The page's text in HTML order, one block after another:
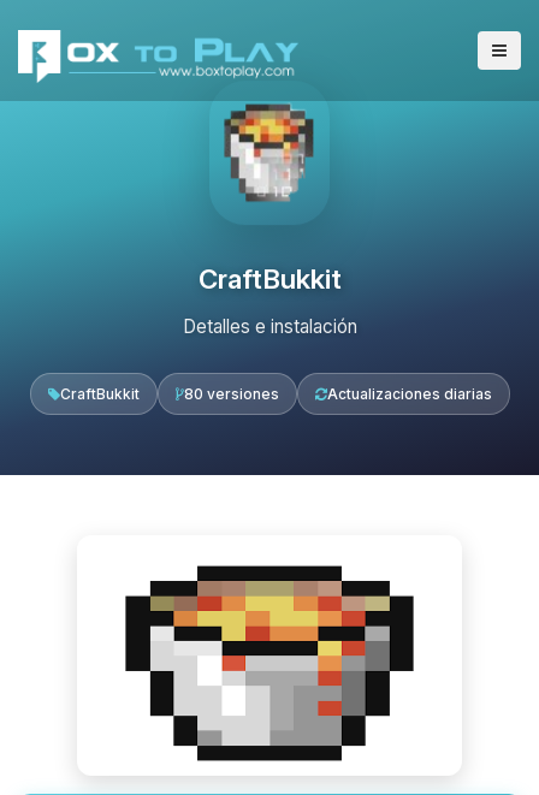
CraftBukkit
Detalles e instalación
CraftBukkit 80 versiones Actualizaciones diarias